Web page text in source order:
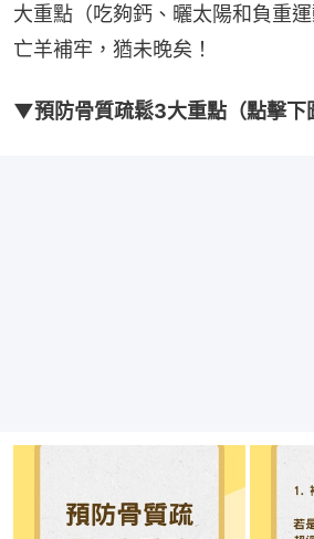
大重點（吃夠鈣、曬太陽和負重
亡羊補牢，猶未晚矣！
▼預防骨質疏鬆3大重點（點擊下圖